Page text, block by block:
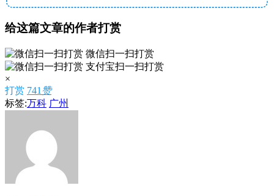
给这篇文章的作者打赏
微信扫一扫打赏
支付宝扫一扫打赏
×
打赏 741 赞
标签:万科 广州